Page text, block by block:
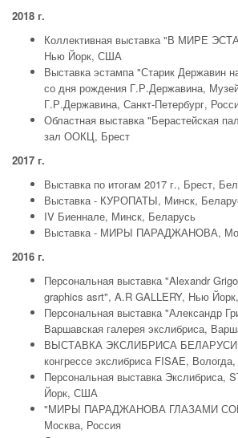
2018 г.
Коллективная выставка "В МИРЕ
Нью Йорк, США
Выставка эстампа "Старик Державин
со дня рождения Г.Р.Державина,
Г.Р.Державина, Санкт-Петербург,
Областная выставка "Берастейская
зал ООКЦ, Брест
2017 г.
Выставка по итогам 2017 г., Брест,
Выставка - КУРОПАТЫ, Минск,
IV Биеннале, Минск, Беларусь
Выставка - МИРЫ ПАРАДЖАНОВА,
2016 г.
Персональная выставка "Alexandr
graphics asrt", A.R GALLERY, Нью
Персональная выставка "Александр
Варшавская галерея экслибриса,
ВЫСТАВКА ЭКСЛИБРИСА БЕЛАРУСИ
конгрессе экслибриса FISAE,
Персональная выставка Экслибриса,
Йорк, США
"МИРЫ ПАРАДЖАНОВА ГЛАЗАМИ
Москва, Россия